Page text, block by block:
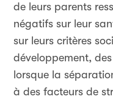
de leurs parents
négatifs sur leur
sur leurs critères
développement,
lorsque la
à des facteurs de